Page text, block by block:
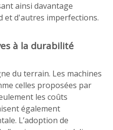
ainsi davantage
d'autres imperfections.
à la durabilité
du terrain. Les machines
celles proposées par
les coûts
également
L’adoption de